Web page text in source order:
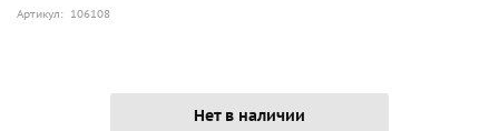
Артикул: 106108
Нет в наличии